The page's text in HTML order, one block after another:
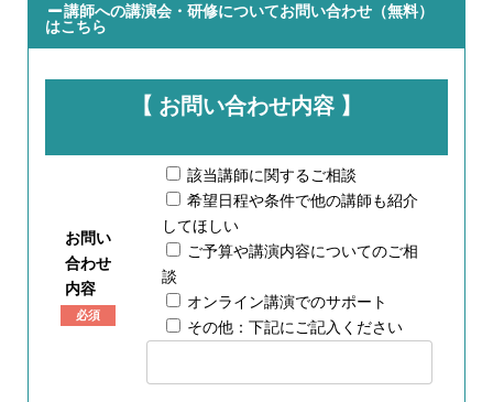
講師への講演会・研修についてお問い合わせ（無料）
はこちら
【 お問い合わせ内容 】
お問い
合わせ
内容
必須
該当講師に関するご相談
希望日程や条件で他の講師も紹介
してほしい
ご予算や講演内容についてのご相
談
オンライン講演でのサポート
その他：下記にご記入ください